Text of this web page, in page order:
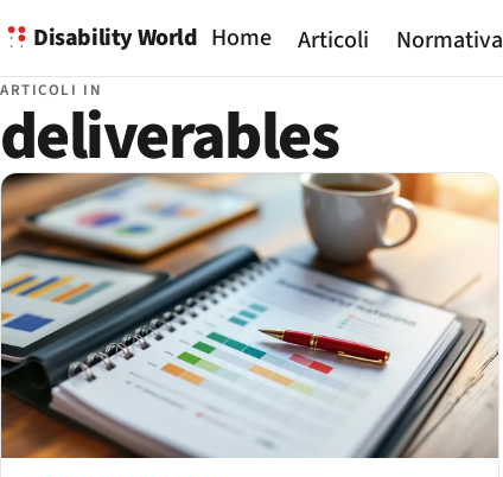
Disability World Home Articoli Normativa
ARTICOLI IN
deliverables